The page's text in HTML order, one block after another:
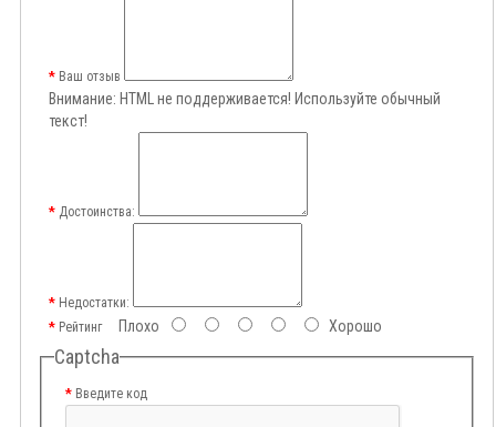
Ваш отзыв
Внимание: HTML не поддерживается! Используйте обычный
текст!
Достоинства:
Недостатки:
РейтингПлохо Хорошо
Captcha
Введите код